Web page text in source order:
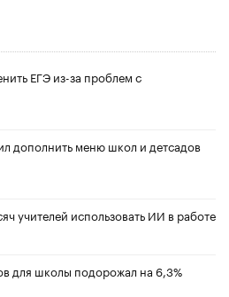
ЕГЭ из-за проблем с
дополнить меню школ и детсадов
учителей использовать ИИ в работе
для школы подорожал на 6,3%